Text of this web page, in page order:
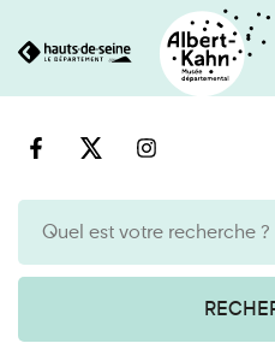
au
Cookies et traceurs utilisés sur